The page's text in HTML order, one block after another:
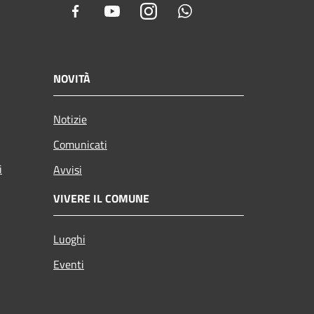
Facebook YoutubeInstagram
NOVITÀ
Notizie
Comunicati
Avvisi
VIVERE IL COMUNE
Luoghi
Eventi